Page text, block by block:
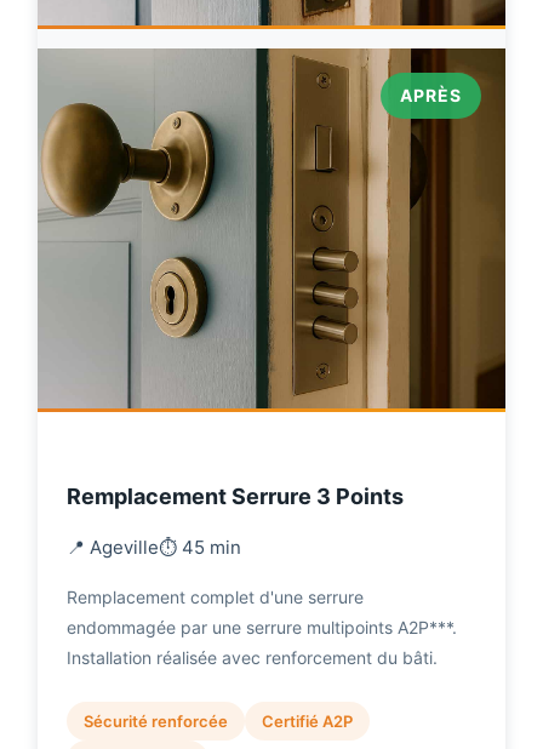
APRÈS
Remplacement Serrure 3 Points
📍 Ageville⏱️ 45 min
Remplacement complet d'une serrure
endommagée par une serrure multipoints A2P***.
Installation réalisée avec renforcement du bâti.
Sécurité renforcée
Certifié A2P